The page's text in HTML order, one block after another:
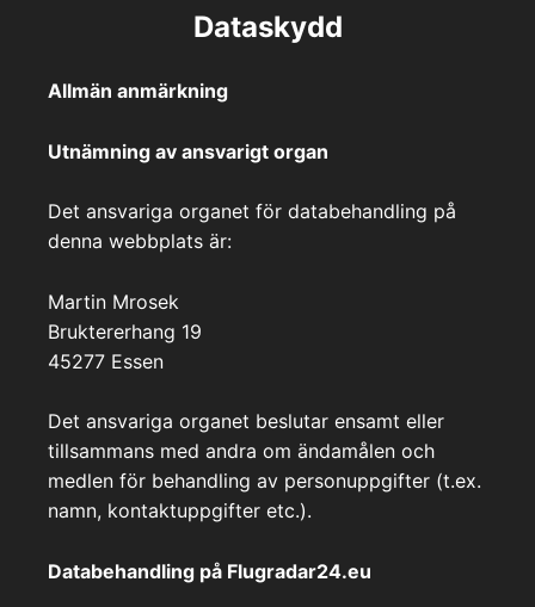
Dataskydd
Allmän anmärkning
Utnämning av ansvarigt organ
Det ansvariga organet för databehandling på
denna webbplats är:
Martin Mrosek
Bruktererhang 19
45277 Essen
Det ansvariga organet beslutar ensamt eller
tillsammans med andra om ändamålen och
medlen för behandling av personuppgifter (t.ex.
namn, kontaktuppgifter etc.).
Databehandling på Flugradar24.eu